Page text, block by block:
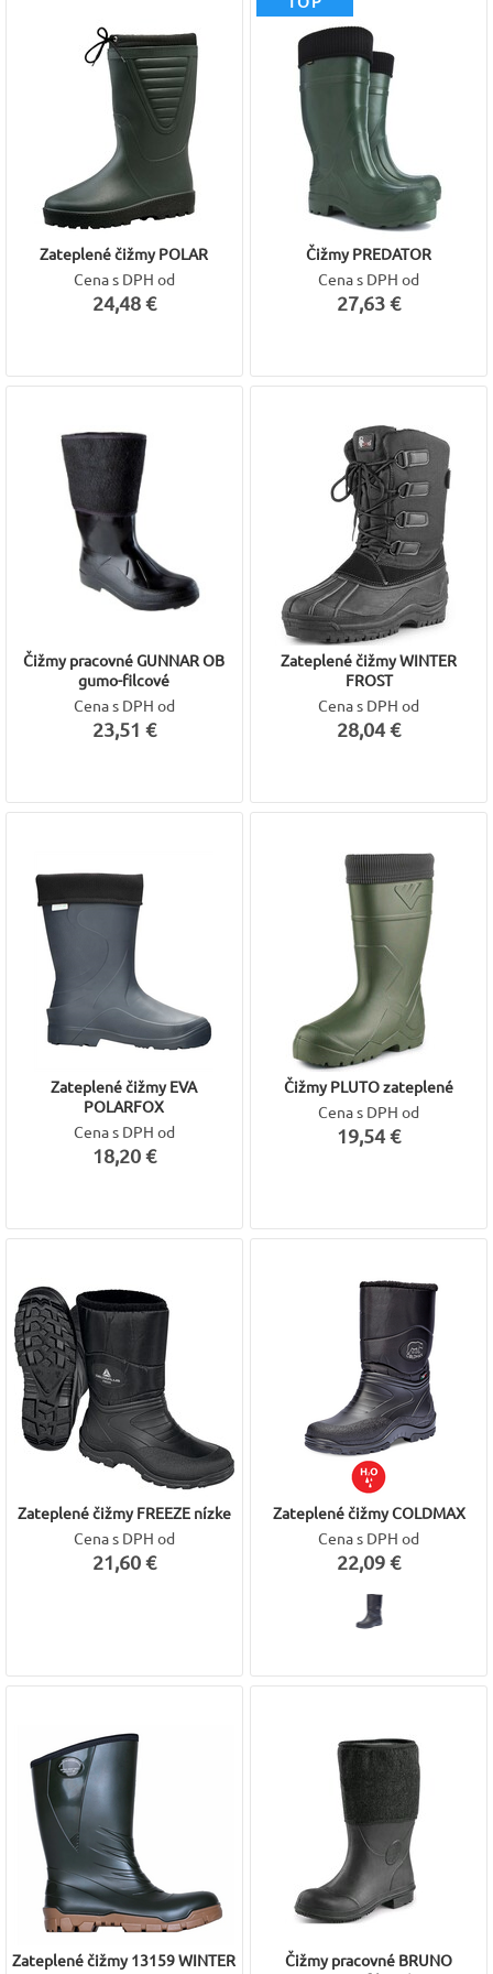
Zateplené čižmy POLAR
Cena s DPH od
24,48 €
Čižmy PREDATOR
Cena s DPH od
27,63 €
Čižmy pracovné GUNNAR OB
gumo-filcové
Cena s DPH od
23,51 €
Zateplené čižmy WINTER
FROST
Cena s DPH od
28,04 €
Zateplené čižmy EVA
POLARFOX
Cena s DPH od
18,20 €
Čižmy PLUTO zateplené
Cena s DPH od
19,54 €
Zateplené čižmy FREEZE nízke
Cena s DPH od
21,60 €
Zateplené čižmy COLDMAX
Cena s DPH od
22,09 €
Zateplené čižmy 13159 WINTER
Čižmy pracovné BRUNO